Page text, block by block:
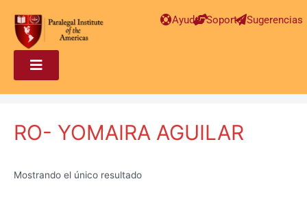
Ayuda Soporte Sugerencias
RO- YOMAIRA AGUILAR
Mostrando el único resultado